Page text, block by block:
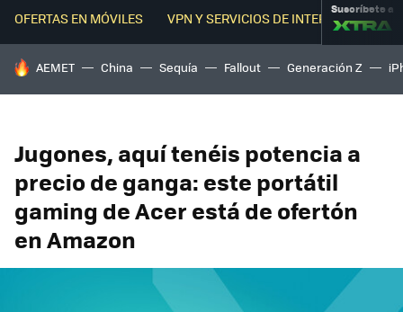
OFERTAS EN MÓVILES VPN Y SERVICIOS DE INTERNETSuscríbete a
HOY SE HABLA DE
AEMET China Sequía Fallout Generación Z
Jugones, aquí tenéis potencia a
precio de ganga: este portátil
gaming de Acer está de ofertón
en Amazon